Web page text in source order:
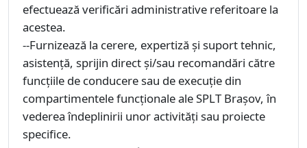
efectuează verificări administrative referitoare la
acestea.
--Furnizează la cerere, expertiză și suport tehnic,
asistență, sprijin direct și/sau recomandări către
funcțiile de conducere sau de execuție din
compartimentele funcționale ale SPLT Brașov, în
vederea îndeplinirii unor activități sau proiecte
specifice.